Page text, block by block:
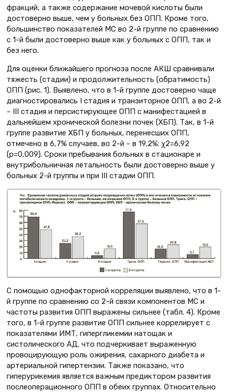
фракций, а также содержание мочевой кислоты были
достоверно выше, чем у больных без ОПП. Кроме того,
большинство показателей МС во 2-й группе по сравнению
с 1-й были достоверно выше как у больных с ОПП, так и
без него.
Для оценки ближайшего прогноза после АКШ сравнивали
тяжесть (стадии) и продолжительность (обратимость)
ОПП (рис. 1). Выявлено, что в 1-й группе достоверно чаще
диагностировались I стадия и транзиторное ОПП, а во 2-й
– III стадия и персистирующее ОПП с манифестацией в
дальнейшем хронической болезни почек (ХБП). Так, в 1-й
группе развитие ХБП у больных, перенесших ОПП,
отмечено в 6,7% случаев, во 2-й – в 19,2%: χ2=6,92
(p=0,009). Сроки пребывания больных в стационаре и
внутрибольничная летальность были достоверно выше у
больных 2-й группы и при III стадии ОПП.
С помощью однофакторной корреляции выявлено, что в 1-
й группе по сравнению со 2-й связи компонентов МС и
частоты развития ОПП выражены сильнее (табл. 4). Кроме
того, в 1-й группе развитие ОПП сильнее коррелирует с
показателями ИМТ, гипергликемии натощак и
систолического АД, что подчеркивает выраженную
провоцирующую роль ожирения, сахарного диабета и
артериальной гипертензии. Также показано, что
гиперурикемия является важным предиктором развития
послеоперационного ОПП в обеих группах. Относительно